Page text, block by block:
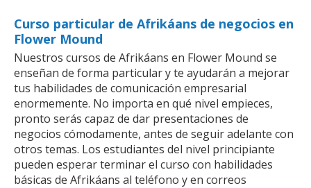
Curso particular de Afrikáans de negocios en
Flower Mound
Nuestros cursos de Afrikáans en Flower Mound se
enseñan de forma particular y te ayudarán a mejorar
tus habilidades de comunicación empresarial
enormemente. No importa en qué nivel empieces,
pronto serás capaz de dar presentaciones de
negocios cómodamente, antes de seguir adelante con
otros temas. Los estudiantes del nivel principiante
pueden esperar terminar el curso con habilidades
básicas de Afrikáans al teléfono y en correos